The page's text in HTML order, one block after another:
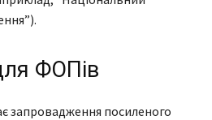
ФОПів
запровадження посиленого